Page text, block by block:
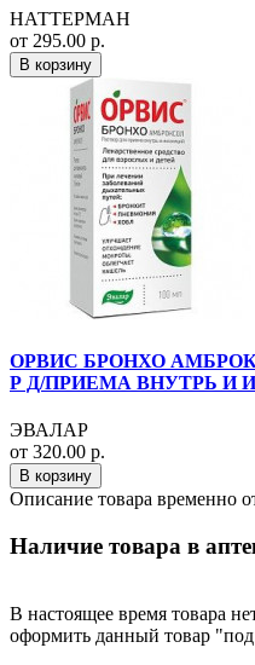
НАТТЕРМАН
от 295.00 р.
В корзину
ОРВИС БРОНХО
Р Д/ПРИЕМА ВНУТРЬ И
ЭВАЛАР
от 320.00 р.
В корзину
Описание товара временно
Наличие товара в
В настоящее время товара
оформить данный товар "под